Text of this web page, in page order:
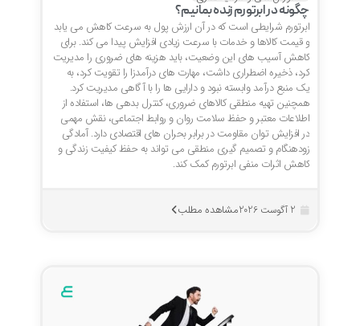
چگونه در ابرتورم زنده بمانیم؟
ابرتورم شرایطی است که در آن ارزش پول به سرعت کاهش می یابد
و قیمت کالاها و خدمات با سرعت زیادی افزایش پیدا می کند. برای
کاهش آسیب های این وضعیت، باید هزینه های ضروری را مدیریت
کرد، ذخیره اضطراری داشت، مهارت های درآمدزا را تقویت کرد، به
یک منبع درآمد وابسته نبود و دارایی ها را با آگاهی مدیریت کرد.
همچنین تهیه منطقی کالاهای ضروری، کنترل بدهی ها، استفاده از
اطلاعات معتبر و حفظ سلامت روان و روابط اجتماعی، نقش مهمی
در افزایش توان مقاومت در برابر بحران های اقتصادی دارد. آمادگی
زودهنگام و تصمیم گیری منطقی می تواند به حفظ کیفیت زندگی و
کاهش اثرات منفی ابرتورم کمک کند.
مشاهده مطلب